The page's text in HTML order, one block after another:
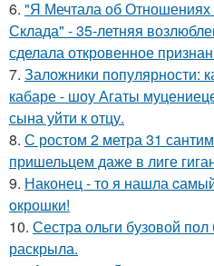
6. "Я Мечтала об
Склада" - 35-летняя
сделала откровенное
7. Заложники популярности:
кабаре - шоу Агаты
сына уйти к отцу.
8. С ростом 2 метра 31
пришельцем даже в лиге
9. Наконец - то я нашла
oкрошки!
10. Сестра ольги бузовой
раскрыла.